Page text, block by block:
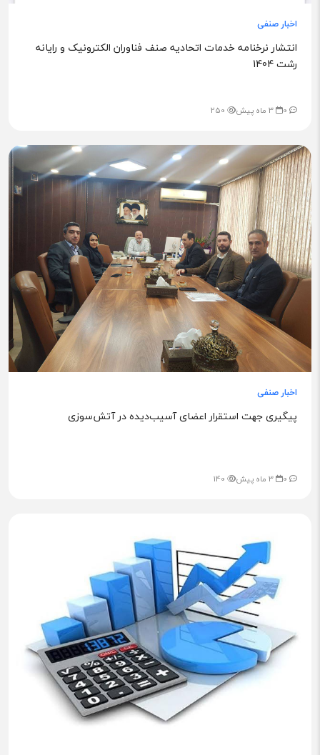
اخبار صنفی
انتشار نرخنامه خدمات اتحادیه صنف فناوران الکترونیک و رایانه
رشت 1404
0 3 ماه پیش 250
اخبار صنفی
پیگیری جهت استقرار اعضای آسیب‌دیده در آتش‌سوزی
0 3 ماه پیش 140